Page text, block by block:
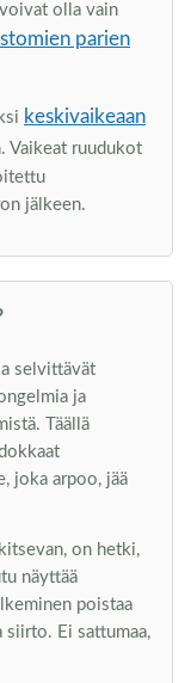
olla vain
parien
keskivaikeaan
Vaikeat ruudukot
jälkeen.
selvittävät
ja
Täällä
joka arpoo, jää
on hetki,
näyttää
poistaa
siirto. Ei sattumaa,